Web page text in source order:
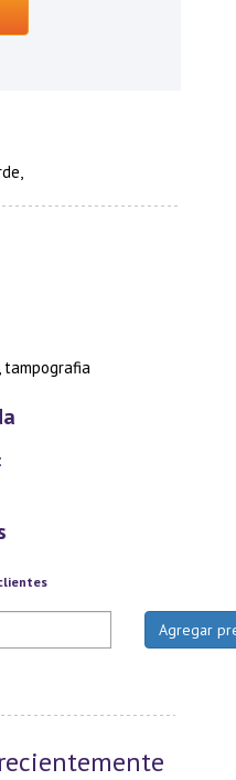
tampografia